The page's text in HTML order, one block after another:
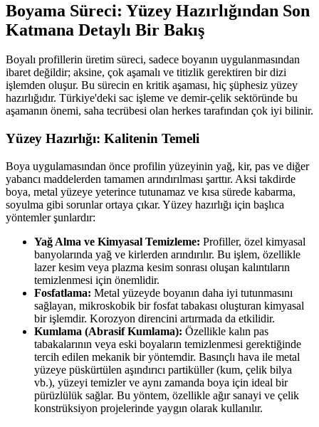
Boyama Süreci: Yüzey Hazırlığından Son
Katmana Detaylı Bir Bakış
Boyalı profillerin üretim süreci, sadece boyanın uygulanmasından
ibaret değildir; aksine, çok aşamalı ve titizlik gerektiren bir dizi
işlemden oluşur. Bu sürecin en kritik aşaması, hiç şüphesiz yüzey
hazırlığıdır. Türkiye'deki sac işleme ve demir-çelik sektöründe bu
aşamanın önemi, saha tecrübesi olan herkes tarafından çok iyi bilinir.
Yüzey Hazırlığı: Kalitenin Temeli
Boya uygulamasından önce profilin yüzeyinin yağ, kir, pas ve diğer
yabancı maddelerden tamamen arındırılması şarttır. Aksi takdirde
boya, metal yüzeye yeterince tutunamaz ve kısa sürede kabarma,
soyulma gibi sorunlar ortaya çıkar. Yüzey hazırlığı için başlıca
yöntemler şunlardır:
Yağ Alma ve Kimyasal Temizleme: Profiller, özel kimyasal
banyolarında yağ ve kirlerden arındırılır. Bu işlem, özellikle
lazer kesim veya plazma kesim sonrası oluşan kalıntıların
temizlenmesi için önemlidir.
Fosfatlama: Metal yüzeyde boyanın daha iyi tutunmasını
sağlayan, mikroskobik bir fosfat tabakası oluşturan kimyasal
bir işlemdir. Korozyon direncini artırmada da etkilidir.
Kumlama (Abrasif Kumlama): Özellikle kalın pas
tabakalarının veya eski boyaların temizlenmesi gerektiğinde
tercih edilen mekanik bir yöntemdir. Basınçlı hava ile metal
yüzeye püskürtülen aşındırıcı partiküller (kum, çelik bilya
vb.), yüzeyi temizler ve aynı zamanda boya için ideal bir
pürüzlülük sağlar. Bu yöntem, özellikle ağır sanayi ve çelik
konstrüksiyon projelerinde yaygın olarak kullanılır.